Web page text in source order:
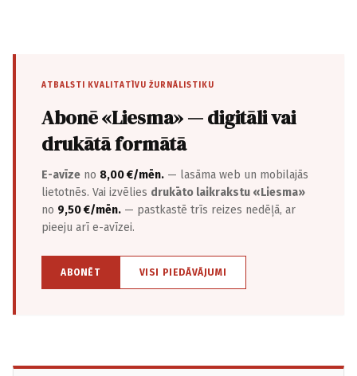
ATBALSTI KVALITATĪVU ŽURNĀLISTIKU
Abonē «Liesma» — digitāli vai
drukātā formātā
E-avīze no 8,00 €/mēn. — lasāma web un mobilajās
lietotnēs. Vai izvēlies drukāto laikrakstu «Liesma»
no 9,50 €/mēn. — pastkastē trīs reizes nedēļā, ar
pieeju arī e-avīzei.
ABONĒT VISI PIEDĀVĀJUMI